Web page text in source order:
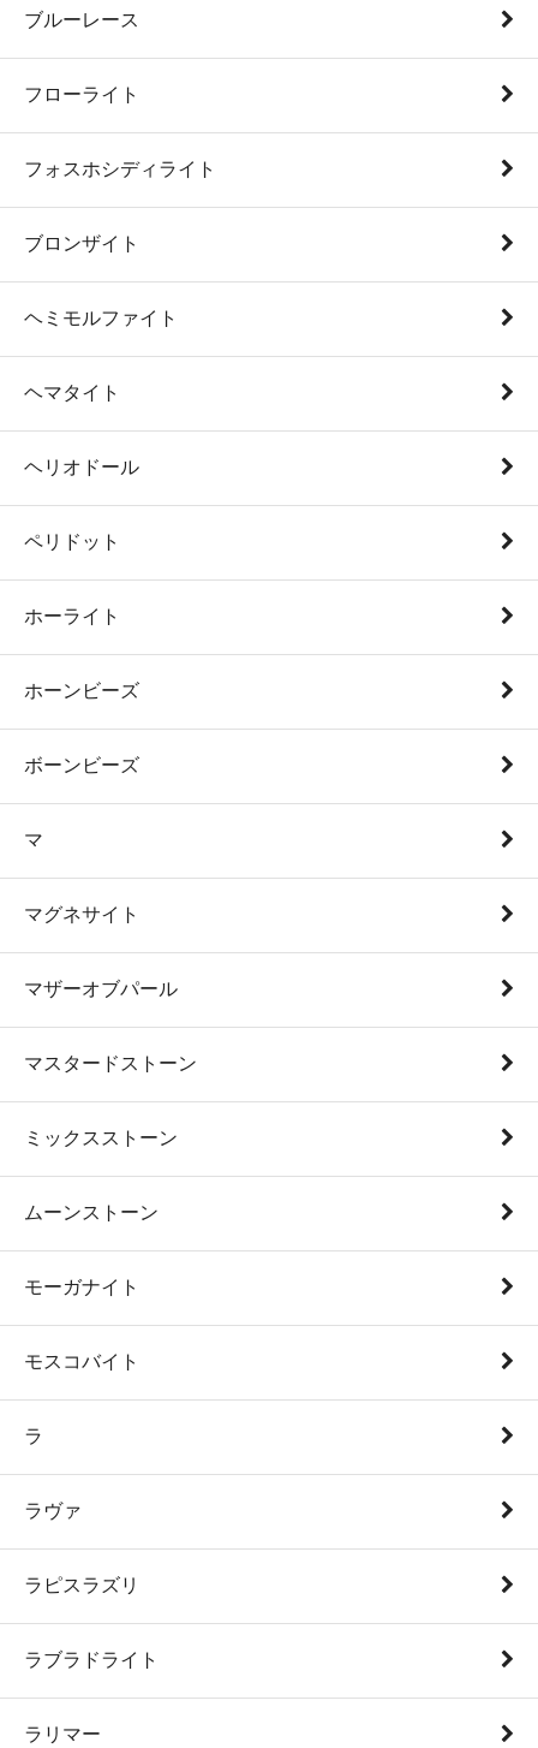
ブルーレース
フローライト
フォスホシディライト
ブロンザイト
ヘミモルファイト
ヘマタイト
ヘリオドール
ペリドット
ホーライト
ホーンビーズ
ボーンビーズ
マ
マグネサイト
マザーオブパール
マスタードストーン
ミックスストーン
ムーンストーン
モーガナイト
モスコバイト
ラ
ラヴァ
ラピスラズリ
ラブラドライト
ラリマー